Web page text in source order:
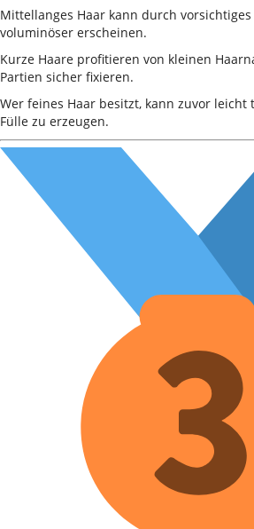
Mittellanges Haar kann durch
voluminöser erscheinen.
Kurze Haare profitieren von kleinen
Partien sicher fixieren.
Wer feines Haar besitzt, kann zuvor
Fülle zu erzeugen.